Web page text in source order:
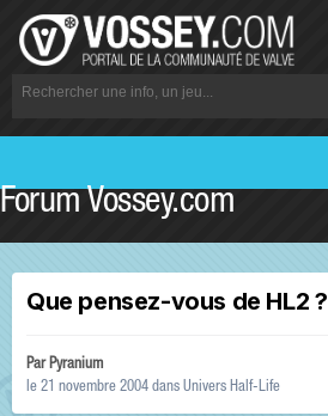
Forum Vossey.com
Que pensez-vous de HL2 ?
ParPyranium
le 21 novembre 2004 dans Univers Half-Life